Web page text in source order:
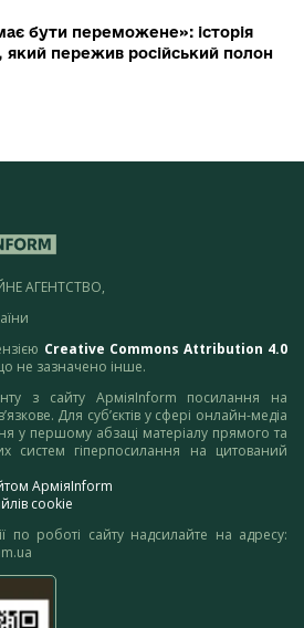
бути переможене»: історія
який пережив російський полон
АГЕНТСТВО,
Creative Commons Attribution 4.0
не зазначено інше.
з сайту АрміяInform посилання на
Для суб’єктів у сфері онлайн-медіа
у першому абзаці матеріалу прямого та
систем гіперпосилання на цитований
АрміяInform
cookie
по роботі сайту надсилайте на адресу: